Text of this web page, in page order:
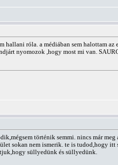
róla. a médiában sem halottam az
nyomozok ,hogy most mi van.
történik semmi. nincs már meg
sokan nem ismerik. te is tudod,hogy
süllyedünk és süllyedünk.